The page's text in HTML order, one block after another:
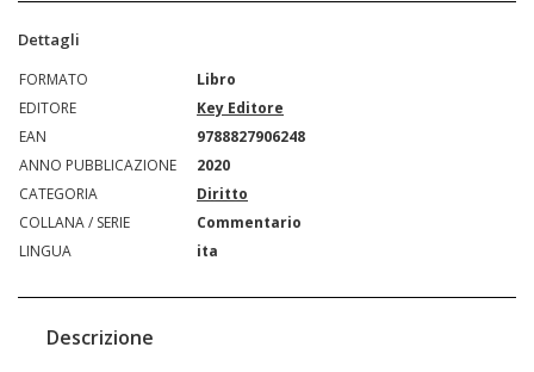
Dettagli
FORMATO
Libro
EDITORE
Key Editore
EAN
9788827906248
ANNO PUBBLICAZIONE
2020
CATEGORIA
Diritto
COLLANA / SERIE
Commentario
LINGUA
ita
Descrizione